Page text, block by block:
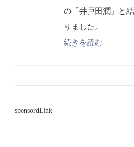
の「井戸田潤」と
りました。
続きを読む
sponsordLink